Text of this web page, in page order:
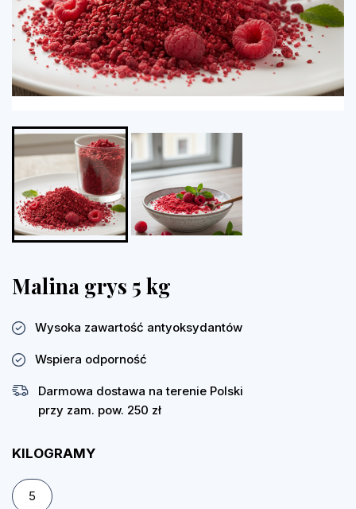
Malina grys 5 kg
Wysoka zawartość antyoksydantów
Wspiera odporność
Darmowa dostawa na terenie Polski
przy zam. pow. 250 zł
KILOGRAMY
5